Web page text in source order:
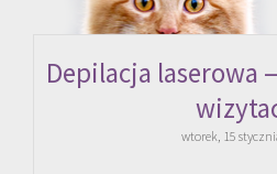
Depilacja laserowa
wtorek, 15